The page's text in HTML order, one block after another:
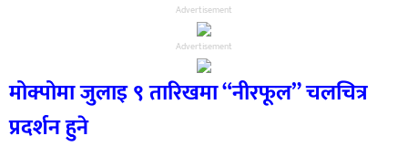
Advertisement
Advertisement
मोक्पोमा जुलाइ ९ तारिखमा “नीरफूल” चलचित्र
प्रदर्शन हुने